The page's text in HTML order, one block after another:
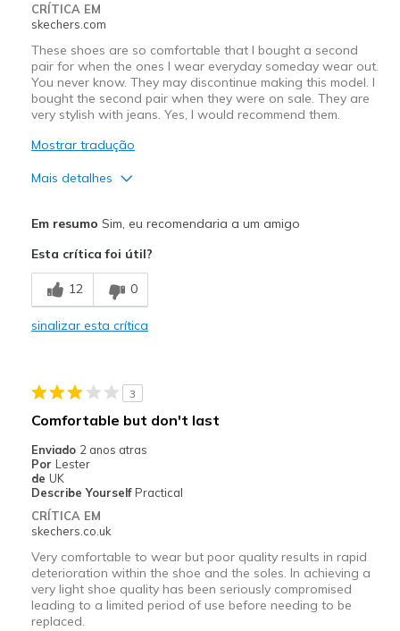
CRÍTICA EM
skechers.com
These shoes are so comfortable that I bought a second
pair for when the ones I wear everyday someday wear out.
You never know. They may discontinue making this model. I
bought the second pair when they were on sale. They are
very stylish with jeans. Yes, I would recommend them.
Mostrar tradução
Mais detalhes
Comfortable
Stylish
View On Shoes
I'm Into Shoes
Em resumo Sim, eu recomendaria a um amigo
Esta crítica foi útil?
12 0
sinalizar esta crítica
3
Comfortable but don't last
Enviado 2 anos atras
Por Lester
de UK
Describe Yourself Practical
CRÍTICA EM
skechers.co.uk
Very comfortable to wear but poor quality results in rapid
deterioration within the shoe and the soles. In achieving a
very light shoe quality has been seriously compromised
leading to a limited period of use before needing to be
replaced.